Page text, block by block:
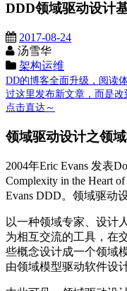
DDD领域驱动设计
2017-08-24
汤雪华
架构运维
DD的博客全面升级，阅读
过这里发布新文章，而是改
点击直达～
领域驱动设计之领
2004年Eric Evans 发表
Complexity in the Heart
Evans DDD。领域驱动
以一种领域专家、设计
为相互交流的工具，在
些概念设计成一个领域
由领域模型驱动软件设